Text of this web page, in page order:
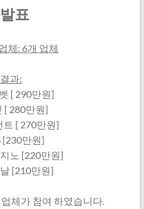
표
체: 6개 업체
과:
[ 290만원]
[ 280만원]
트 [ 270만원]
[230만원]
노 [220만원]
[210만원]
체가 참여 하였습니다.